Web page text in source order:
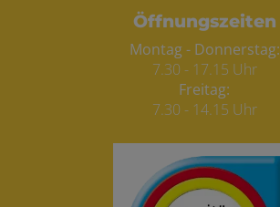
Öffnungszeiten
Montag - Donnerstag:
7.30 - 17.15 Uhr
Freitag:
7.30 - 14.15 Uhr